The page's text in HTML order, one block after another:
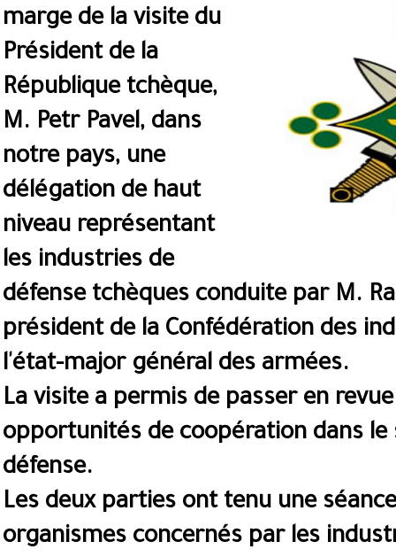
marge de la visite du
Président de la
République tchèque,
M. Petr Pavel, dans
notre pays, une
délégation de haut
niveau représentant
les industries de
défense tchèques conduite par M.
président de la Confédération des
l'état-major général des armées.
La visite a permis de passer en
opportunités de coopération dans
défense.
Les deux parties ont tenu une
organismes concernés par les